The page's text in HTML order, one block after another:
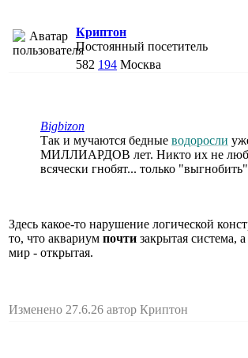
Криптон
Постоянный посетитель
582 194 Москва
Bigbizon
Так и мучаются бедные водоросли
МИЛЛИАРДОВ лет. Никто их не
всячески гнобят... только
Здесь какое-то нарушение логической
то, что аквариум почти закрытая система,
мир - открытая.
Изменено 27.6.26 автор Криптон